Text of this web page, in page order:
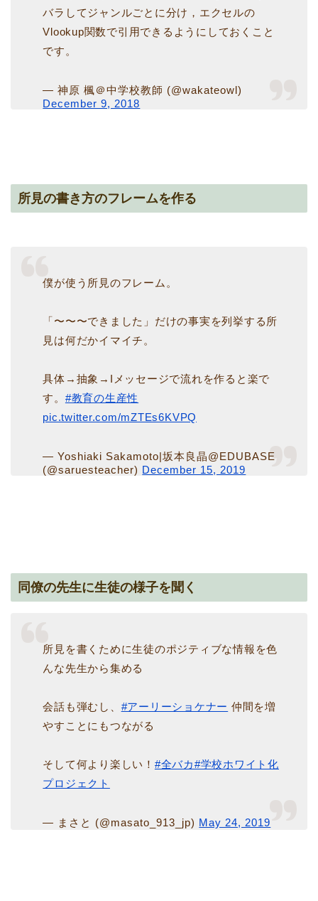
バラしてジャンルごとに分け，エクセルの
Vlookup関数で引用できるようにしておくこと
です。
— 神原 楓＠中学校教師 (@wakateowl)
December 9, 2018
所見の書き方のフレームを作る
僕が使う所見のフレーム。
「〜〜〜できました」だけの事実を列挙する所
見は何だかイマイチ。
具体→抽象→Iメッセージで流れを作ると楽で
す。 #教育の生産性
pic.twitter.com/mZTEs6KVPQ
— Yoshiaki Sakamoto|坂本良晶@EDUBASE
(@saruesteacher) December 15, 2019
同僚の先生に生徒の様子を聞く
所見を書くために生徒のポジティブな情報を色
んな先生から集める
会話も弾むし、 #アーリーショケナー 仲間を増
やすことにもつながる
そして何より楽しい！ #全バカ#学校ホワイト化
プロジェクト
— まさと (@masato_913_jp) May 24, 2019